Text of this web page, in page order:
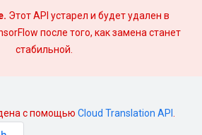
Этот API устарел и будет удален в
после того, какзамена станет
стабильной.
с помощью Cloud Translation API